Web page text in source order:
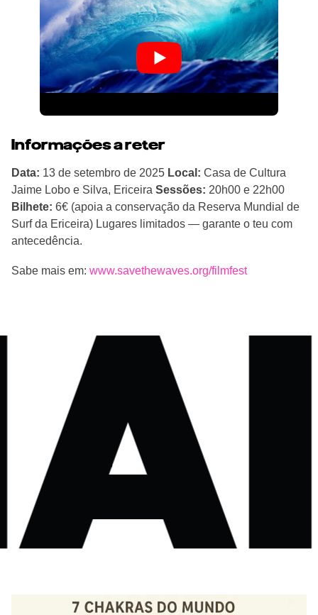
Informações a reter
Data: 13 de setembro de 2025 Local: Casa de Cultura
Jaime Lobo e Silva, Ericeira Sessões: 20h00 e 22h00
Bilhete: 6€ (apoia a conservação da Reserva Mundial de
Surf da Ericeira) Lugares limitados — garante o teu com
antecedência.
Sabe mais em: www.savethewaves.org/filmfest